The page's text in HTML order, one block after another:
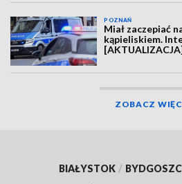
POZNAŃ
Miał zaczepiać
kąpieliskiem.
[AKTUALIZACJA]
ZOBACZ
BIAŁYSTOK /